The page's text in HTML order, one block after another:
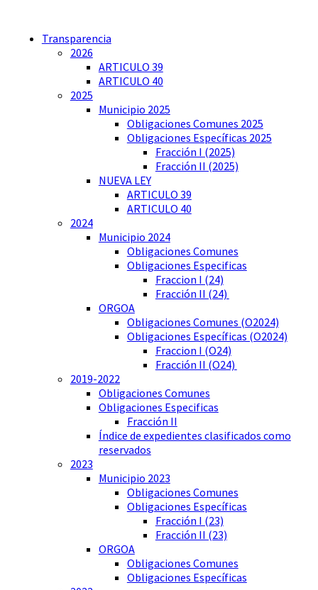
Transparencia
2026
ARTICULO 39
ARTICULO 40
2025
Municipio 2025
Obligaciones Comunes 2025
Obligaciones Específicas 2025
Fracción I (2025)
Fracción II (2025)
NUEVA LEY
ARTICULO 39
ARTICULO 40
2024
Municipio 2024
Obligaciones Comunes
Obligaciones Especificas
Fraccion I (24)
Fracción II (24)
ORGOA
Obligaciones Comunes (O2024)
Obligaciones Específicas (O2024)
Fraccion I (O24)
Fracción II (O24)
2019-2022
Obligaciones Comunes
Obligaciones Especificas
Fracción II
Índice de expedientes clasificados como
reservados
2023
Municipio 2023
Obligaciones Comunes
Obligaciones Específicas
Fracción I (23)
Fracción II (23)
ORGOA
Obligaciones Comunes
Obligaciones Específicas